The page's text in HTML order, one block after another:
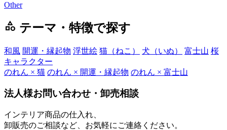
Other
category テーマ・特徴で探す
和風 開運・縁起物 浮世絵 猫（ねこ） 犬（いぬ） 富士山 桜
キャラクター
のれん × 猫 のれん × 開運・縁起物 のれん × 富士山
法人様お問い合わせ・卸売相談
インテリア商品の仕入れ、
卸販売のご相談など、お気軽にご連絡ください。